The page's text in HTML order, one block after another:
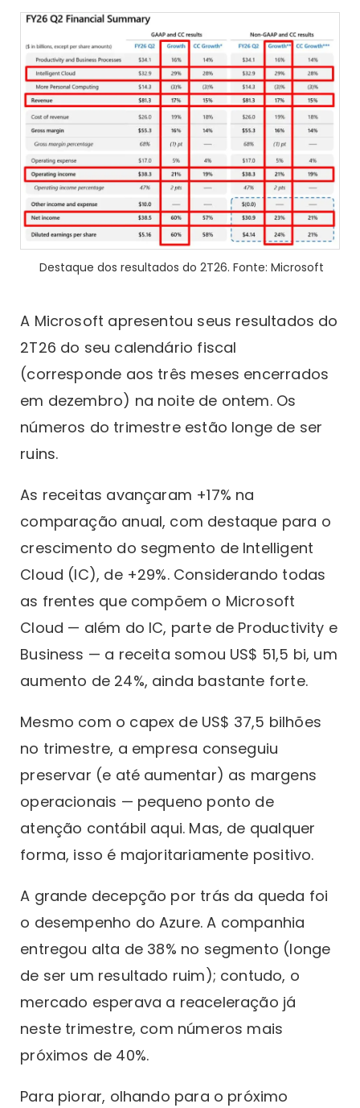
Destaque dos resultados do 2T26. Fonte: Microsoft
A Microsoft apresentou seus resultados do
2T26 do seu calendário fiscal
(corresponde aos três meses encerrados
em dezembro) na noite de ontem. Os
números do trimestre estão longe de ser
ruins.
As receitas avançaram +17% na
comparação anual, com destaque para o
crescimento do segmento de Intelligent
Cloud (IC), de +29%. Considerando todas
as frentes que compõem o Microsoft
Cloud — além do IC, parte de Productivity e
Business — a receita somou US$ 51,5 bi, um
aumento de 24%, ainda bastante forte.
Mesmo com o capex de US$ 37,5 bilhões
no trimestre, a empresa conseguiu
preservar (e até aumentar) as margens
operacionais — pequeno ponto de
atenção contábil aqui. Mas, de qualquer
forma, isso é majoritariamente positivo.
A grande decepção por trás da queda foi
o desempenho do Azure. A companhia
entregou alta de 38% no segmento (longe
de ser um resultado ruim); contudo, o
mercado esperava a reaceleração já
neste trimestre, com números mais
próximos de 40%.
Para piorar, olhando para o próximo